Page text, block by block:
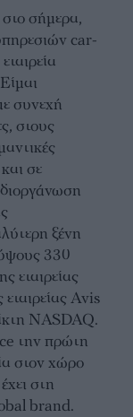
σήμερα,
car-
συνεχή
στους
σε
ξένη
ύψους 330
εταιρείας
Avis
NASDAQ.
την πρώτη
στον χώρο
στη
brand.